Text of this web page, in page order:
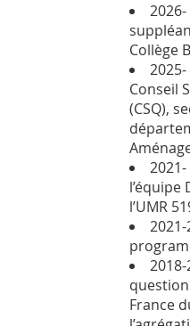
Collège
Conseil
(CSQ),
l’équipe
l’UMR
France